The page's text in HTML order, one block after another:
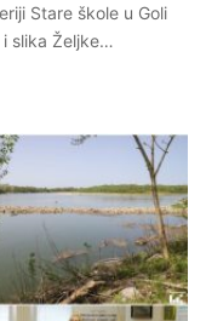
Stare škole u Goli
slika Željke…